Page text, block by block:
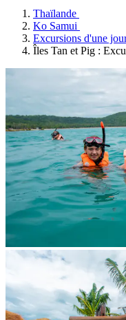
Thaïlande
Ko Samui
Excursions d'une
Îles Tan et Pig :